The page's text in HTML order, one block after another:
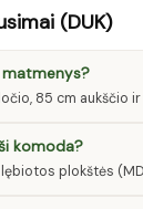
(DUK)
matmenys?
85 cm aukščio
komoda?
plokštės